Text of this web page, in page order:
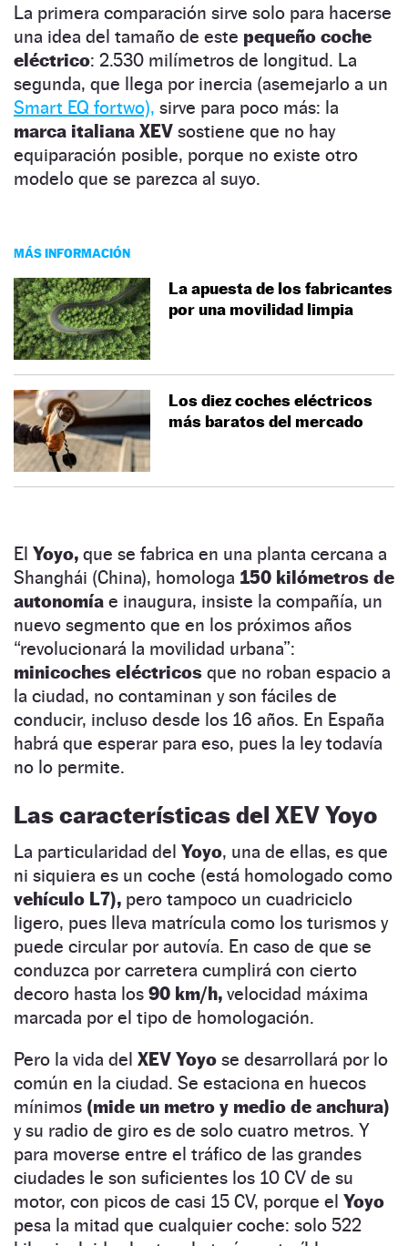
La primera comparación sirve solo para hacerse
una idea del tamaño de este pequeño coche
eléctrico: 2.530 milímetros de longitud. La
segunda, que llega por inercia (asemejarlo a un
Smart EQ fortwo), sirve para poco más: la
marca italiana XEV sostiene que no hay
equiparación posible, porque no existe otro
modelo que se parezca al suyo.
MÁS INFORMACIÓN
La apuesta de los fabricantes
por una movilidad limpia
Los diez coches eléctricos
más baratos del mercado
El Yoyo, que se fabrica en una planta cercana a
Shanghái (China), homologa 150 kilómetros de
autonomía e inaugura, insiste la compañía, un
nuevo segmento que en los próximos años
“revolucionará la movilidad urbana”:
minicoches eléctricos que no roban espacio a
la ciudad, no contaminan y son fáciles de
conducir, incluso desde los 16 años. En España
habrá que esperar para eso, pues la ley todavía
no lo permite.
Las características del XEV Yoyo
La particularidad del Yoyo, una de ellas, es que
ni siquiera es un coche (está homologado como
vehículo L7), pero tampoco un cuadriciclo
ligero, pues lleva matrícula como los turismos y
puede circular por autovía. En caso de que se
conduzca por carretera cumplirá con cierto
decoro hasta los 90 km/h, velocidad máxima
marcada por el tipo de homologación.
Pero la vida del XEV Yoyo se desarrollará por lo
común en la ciudad. Se estaciona en huecos
mínimos (mide un metro y medio de anchura)
y su radio de giro es de solo cuatro metros. Y
para moverse entre el tráfico de las grandes
ciudades le son suficientes los 10 CV de su
motor, con picos de casi 15 CV, porque el Yoyo
pesa la mitad que cualquier coche: solo 522